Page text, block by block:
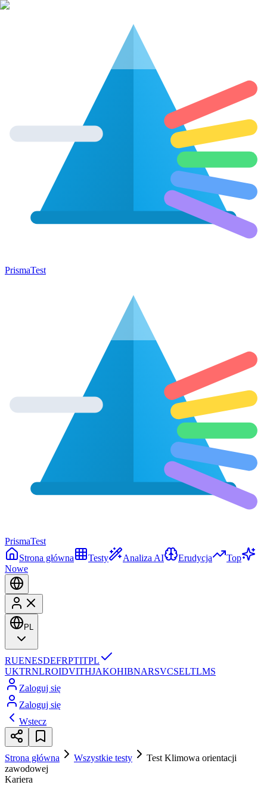
PrismaTest
PrismaTest
Strona główna
Testy Analiza AI Erudycja
Top
Nowe
PL
RUENESDEFRPTITPL
UKTRNLROIDVITHJAKOHIBNARSVCSELTLMS
Zaloguj się
Zaloguj się
Wstecz
Strona główna Wszystkie testy
Test Klimowa orientacji
zawodowej
Kariera